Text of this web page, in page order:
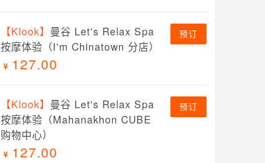
【Klook】 曼谷 Let's Relax Spa
按摩体验（I'm Chinatown 分店）
127.00
预订
【Klook】 曼谷 Let's Relax Spa
按摩体验（Mahanakhon CUBE
购物中心）
127.00
预订